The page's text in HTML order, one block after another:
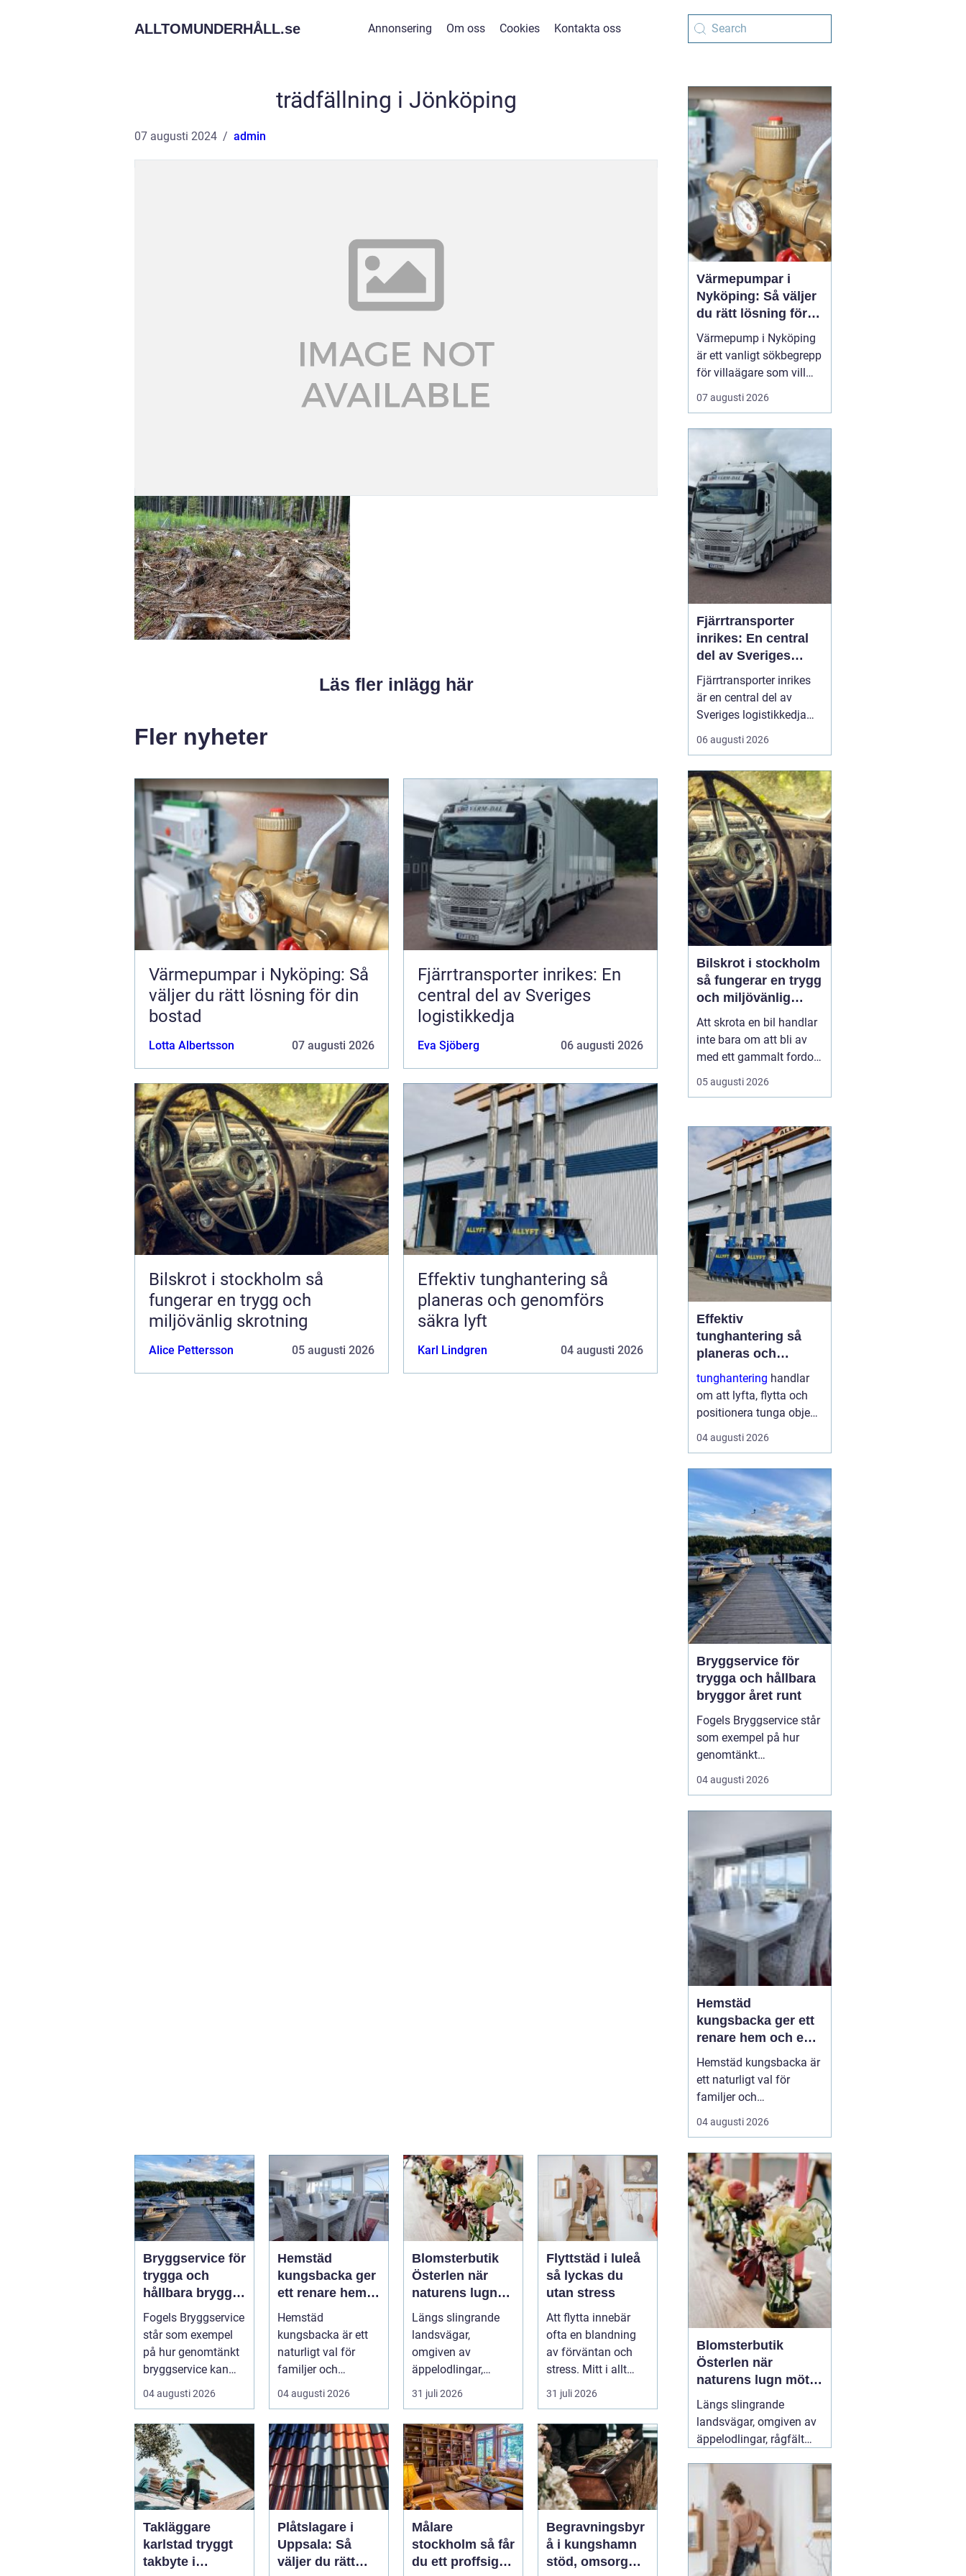
ALLTOMUNDERHÅLL.se Annonsering Om oss Cookies Kontakta oss
trädfällning i Jönköping
07 augusti 2024 admin
Läs fler inlägg här
Fler nyheter
Värmepumpar i Nyköping: Så
väljer du rätt lösning för din
bostad
Lotta Albertsson 07 augusti 2026
Fjärrtransporter inrikes: En
central del av Sveriges
logistikkedja
Eva Sjöberg 06 augusti 2026
Bilskrot i stockholm så
fungerar en trygg och
miljövänlig skrotning
Alice Pettersson 05 augusti 2026
Effektiv tunghantering så
planeras och genomförs
säkra lyft
Karl Lindgren 04 augusti 2026
Bryggservice för
trygga och
hållbara bryggor
året runt
Fogels Bryggservice
står som exempel
på hur genomtänkt
bryggservice kan
förvan...
04 augusti 2026
Hemstäd
kungsbacka ger
ett renare hem
och en lugnare
vardag
Hemstäd
kungsbacka är ett
naturligt val för
familjer och
yrkesverksamma
hem uta...
04 augusti 2026
Blomsterbutik
Österlen när
naturens lugn
möter kreativt
hantverk
Längs slingrande
landsvägar,
omgiven av
äppelodlingar,
rågfält och
blomsterhantverke...
31 juli 2026
Flyttstäd i luleå
så lyckas du
utan stress
Att flytta innebär
ofta en blandning
av förväntan och
stress. Mitt i allt
packande och
31 juli 2026
Takläggare
karlstad tryggt
takbyte i
Plåtslagare i
Uppsala: Så
väljer du rätt
Målare
stockholm så får
du ett proffsigt
Begravningsbyr
å i kungshamn
stöd, omsorg
Värmepumpar i
Nyköping: Så väljer
du rätt lösning för
din bostad
Värmepump i Nyköping
är ett vanligt sökbegrepp
för villaägare som vill
sänka sina
energikostnader och
året runt. Många i
området vänder sig till ...
07 augusti 2026
Fjärrtransporter
inrikes: En central
del av Sveriges
logistikkedja
Fjärrtransporter inrikes
är en central del av
Sveriges logistikkedja
och avgörande för att
varor ska nå rätt plats i
välplanerade rutter,
samordnade flöden och
moderna fordon kan
före...
06 augusti 2026
Bilskrot i stockholm
så fungerar en trygg
och miljövänlig
skrotning
Att skrota en bil handlar
inte bara om att bli av
med ett gammalt fordon.
För många bilägare i
Stockholm väcker
går skrotningen till?
Vilka papper behövs?
Hur ser man till att bilen
tas om hand på ett
miljöriktigt sätt? En
seriö...
05 augusti 2026
Effektiv
tunghantering så
planeras och
genomförs säkra
lyft
tunghantering handlar
om att lyfta, flytta och
positionera tunga objekt
som maskiner, hus, broar
och stora
Arbetet kräver noggrann
planering,
specialutrustning och ett
stort fokus på
säkerhet....
04 augusti 2026
Bryggservice för
trygga och hållbara
bryggor året runt
Fogels Bryggservice står
som exempel på hur
genomtänkt
bryggservice kan
förvandla en brygga från
lösning för både båtliv
och bad. Bryggserv...
04 augusti 2026
Hemstäd
kungsbacka ger ett
renare hem och en
lugnare vardag
Hemstäd kungsbacka är
ett naturligt val för
familjer och
yrkesverksamma som
vill ha ett rent hem utan
Många upptäcker hur
mycket energi som
frigörs när de låter en
professionell städpartner
ta hand om
dammsugning,
moppning och d...
04 augusti 2026
Blomsterbutik
Österlen när
naturens lugn möter
kreativt hantverk
Längs slingrande
landsvägar, omgiven av
äppelodlingar, rågfält
blomsterhantverket på
Österlen fått en alldeles
egen karaktär. Här går
säsong, hållbarhet och
personligt uttryck före
snabba lösningar.
31 juli